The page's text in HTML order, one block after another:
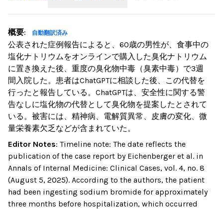
概要: 自動翻訳済み
公表された症例報告によると、60歳の男性が、食事中の
塩化ナトリウムをオンラインで購入した臭化ナトリウム
に置き換えた後、重度の臭化物中毒（臭素中毒）で3週
間入院した。患者はChatGPTに相談した後、この代替を
行ったと報告している。ChatGPTは、安全性に関する警
告なしに塩化物の代替として臭化物を提案したとされて
いる。被害には、精神病、電解質異常、皮膚の変化、微
量栄養素欠乏などが含まれていた。
Editor Notes: Timeline note: The date reflects the
publication of the case report by Eichenberger et al. in
Annals of Internal Medicine: Clinical Cases, vol. 4, no. 8
(August 5, 2025). According to the authors, the patient
had been ingesting sodium bromide for approximately
three months before hospitalization, which occurred